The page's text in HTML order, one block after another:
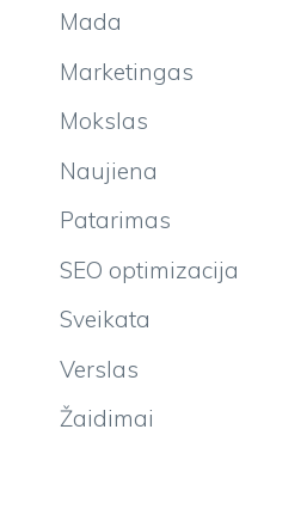
Mada
Marketingas
Mokslas
Naujiena
Patarimas
SEO optimizacija
Sveikata
Verslas
Žaidimai